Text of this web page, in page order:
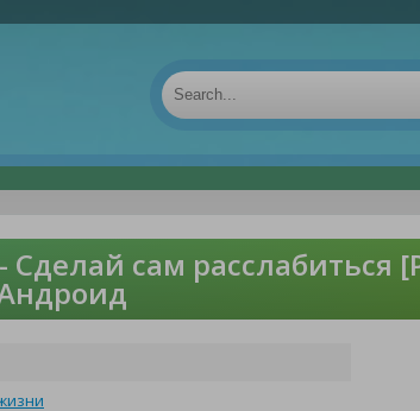
Сделай сам расслабиться